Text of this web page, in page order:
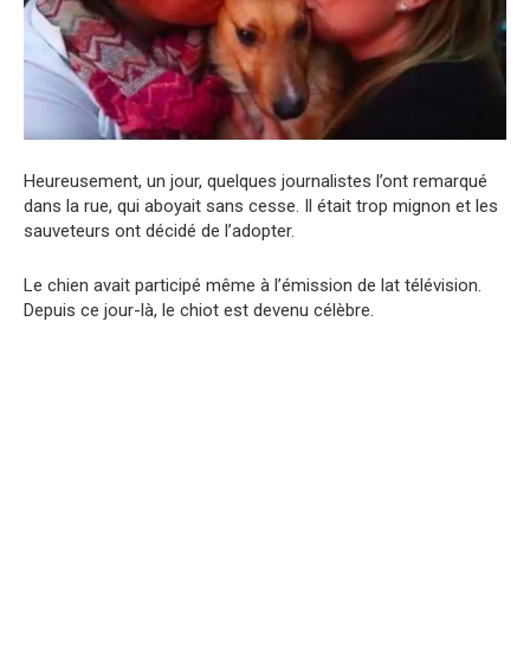
Heureusement, un jour, quelques journalistes l’ont remarqué
dans la rue, qui aboyait sans cesse. Il était trop mignon et les
sauveteurs ont décidé de l’adopter.
Le chien avait participé même à l’émission de lat télévision.
Depuis ce jour-là, le chiot est devenu célèbre.